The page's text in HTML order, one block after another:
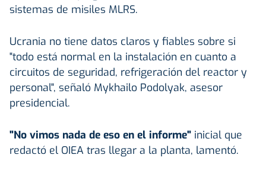
sistemas de misiles MLRS.
Ucrania no tiene datos claros y fiables sobre si
"todo está normal en la instalación en cuanto a
circuitos de seguridad, refrigeración del reactor y
personal", señaló Mykhailo Podolyak, asesor
presidencial.
"No vimos nada de eso en el informe" inicial que
redactó el OIEA tras llegar a la planta, lamentó.